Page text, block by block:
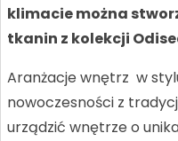
klimacie można
tkanin z kolekcji
Aranżacje wnętrz w
nowoczesności z
urządzić wnętrze o